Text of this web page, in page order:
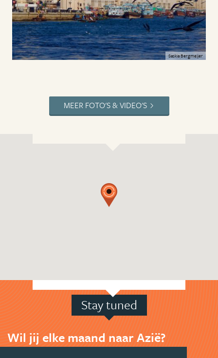
Saskia Bergmeijer
MEER FOTO'S & VIDEO'S
Stay tuned
Wil jij elke maand naar Azië?